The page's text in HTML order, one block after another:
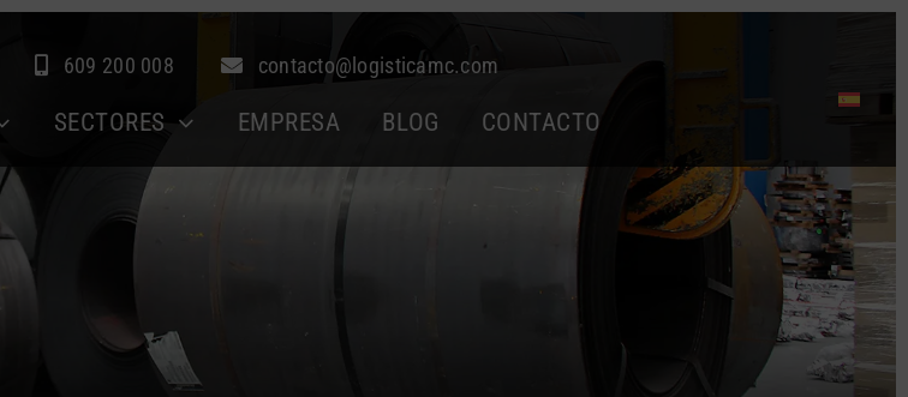
609 200 008 contacto@logisticamc.com
SECTORES EMPRESA BLOG CONTACTO